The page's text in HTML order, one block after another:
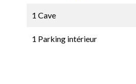
1 Cave
1 Parking intérieur